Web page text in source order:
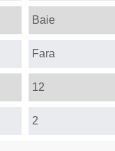
Baie
Fara
12
2